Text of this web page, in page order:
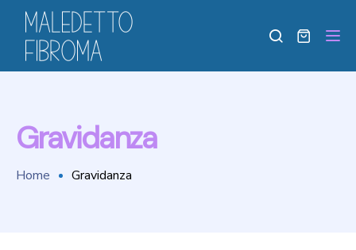
Gravidanza
Home Gravidanza